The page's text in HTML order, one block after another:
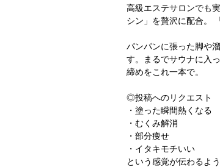
高級エステサロンでも
シン」を贅沢に配合。
パンパンに張った脚や
す。まるでサウナに入
締めをこれ一本で。
◎投稿へのリクエスト
・塗った瞬間熱くなる
・むくみ解消
・部分痩せ
・イタキモチいい
という感覚が伝わるよ